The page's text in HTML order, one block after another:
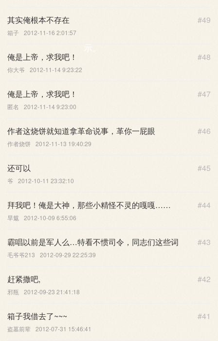
示。
#49
其实俺根本不存在
箱子 2012-11-16 2:01:57
#48
俺是上帝，求我吧！
你大爷 2012-11-14 9:23:22
#47
俺是上帝，求我吧！
匿名 2012-11-14 9:23:00
#46
作者这烧饼就知道拿革命说事，革你一屁眼
作者烧饼 2012-11-13 19:40:29
#45
还可以
爷 2012-10-11 23:32:10
#44
拜我吧！俺是大神，那些小精怪不灵的嘎嘎……
旱魃 2012-10-09 6:55:06
#43
霸唱以前是军人么…特看不惯司令，同志们这些词
毛爷爷213 2012-09-29 22:25:39
#42
赶紧撒吧,
邪瓶 2012-09-23 21:41:18
#41
箱子我借去了~~~
盗墓前辈 2012-07-31 15:46:41